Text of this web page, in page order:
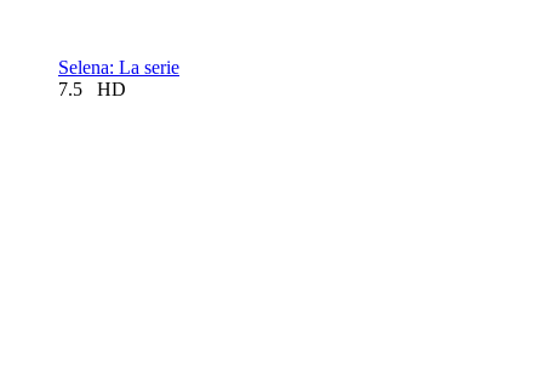
Selena: La serie
7.5
HD